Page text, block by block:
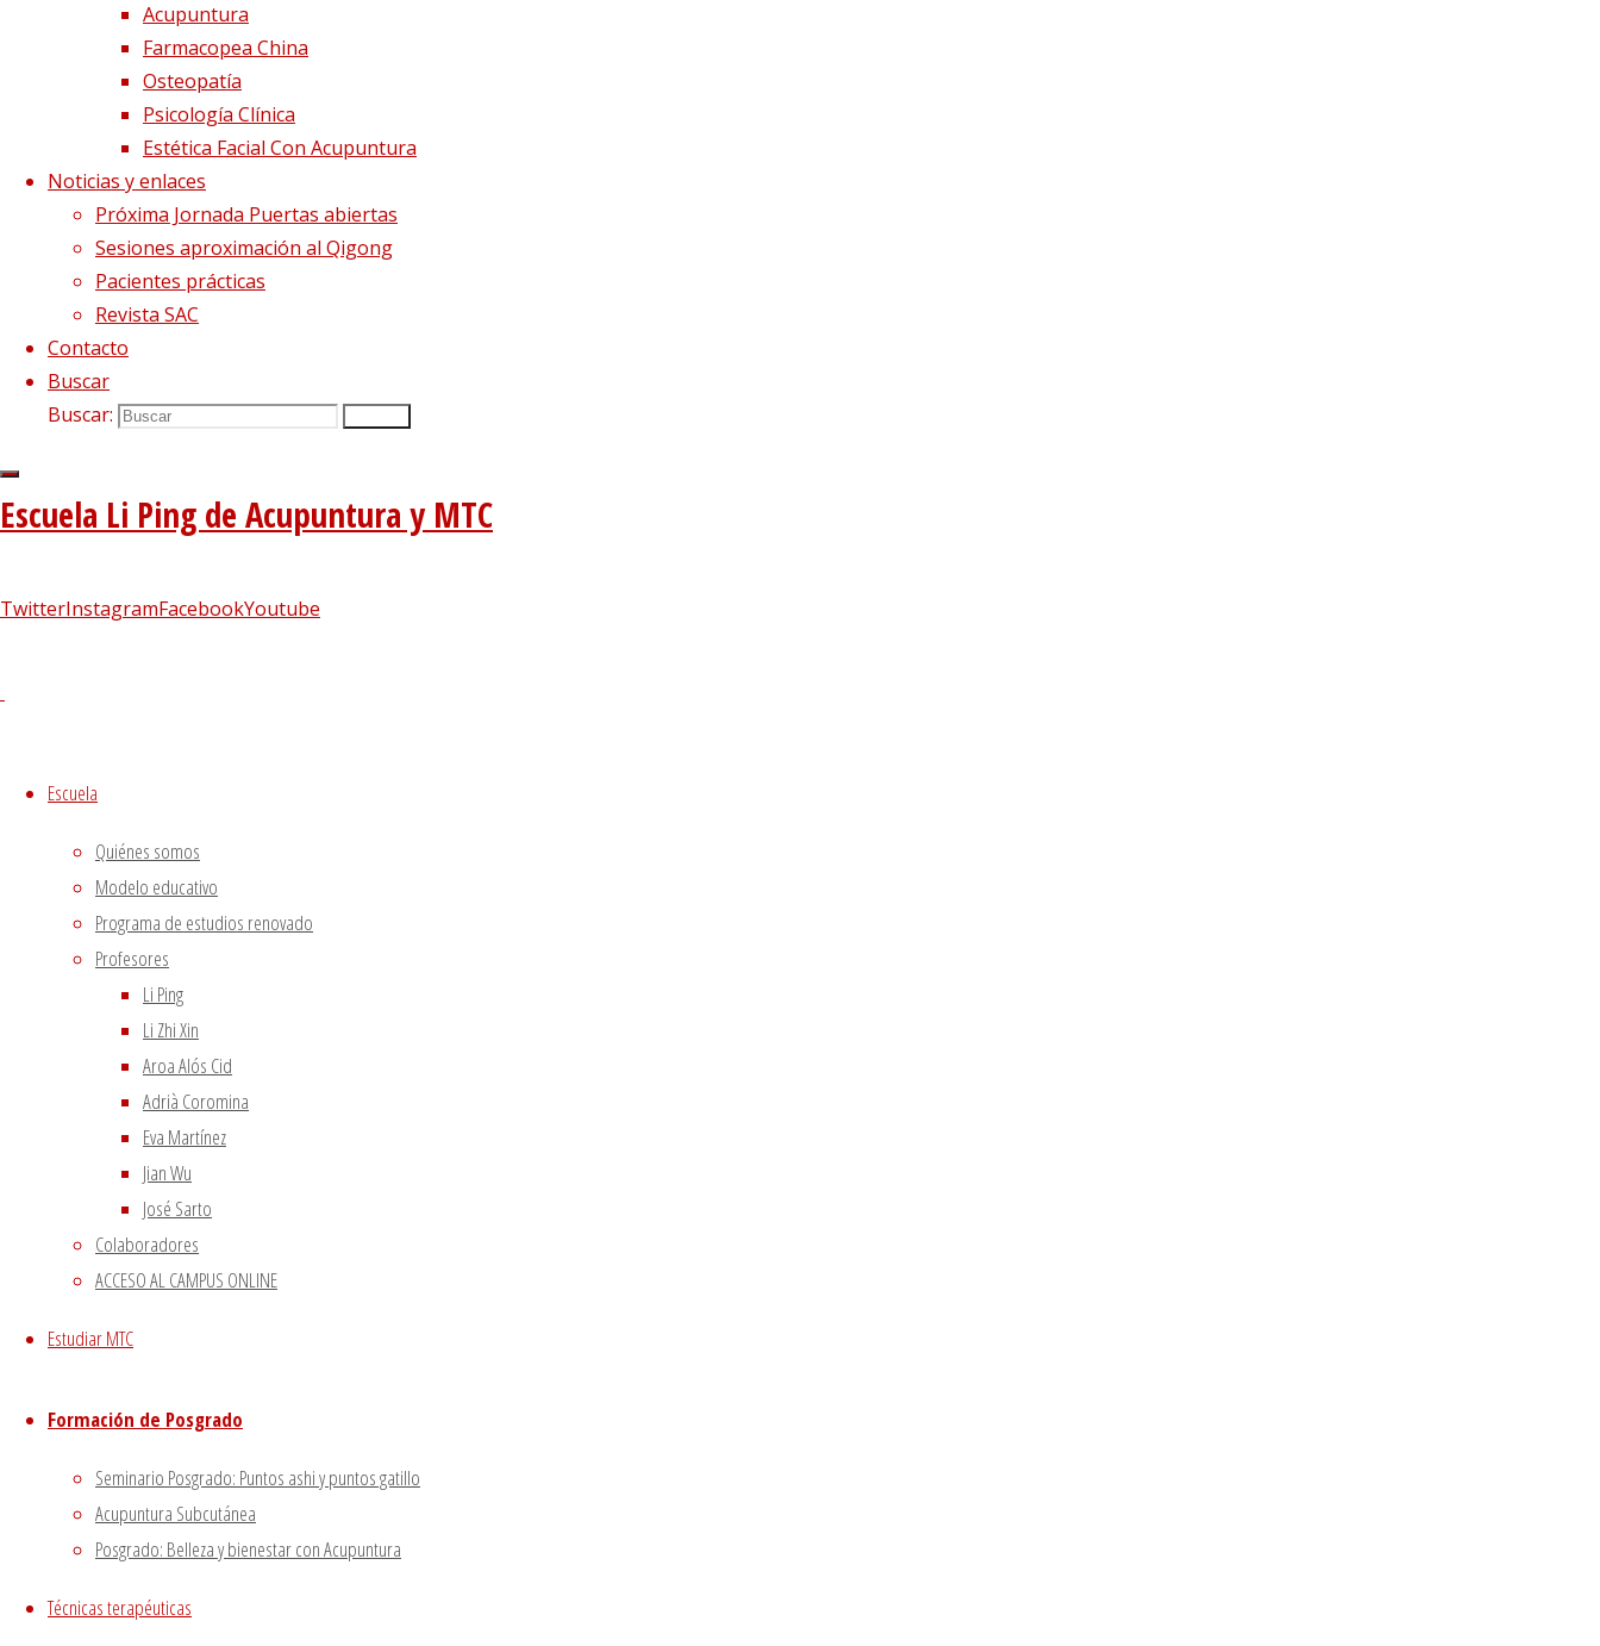
Acupuntura
Farmacopea China
Osteopatía
Psicología Clínica
Estética Facial Con Acupuntura
Noticias y enlaces
Próxima Jornada Puertas abiertas
Sesiones aproximación al Qigong
Pacientes prácticas
Revista SAC
Contacto
Buscar
Buscar:
Escuela Li Ping de Acupuntura y MTC
TwitterInstagramFacebookYoutube
Escuela
Quiénes somos
Modelo educativo
Programa de estudios renovado
Profesores
Li Ping
Li Zhi Xin
Aroa Alós Cid
Adrià Coromina
Eva Martínez
Jian Wu
José Sarto
Colaboradores
ACCESO AL CAMPUS ONLINE
Estudiar MTC
Formación de Posgrado
Seminario Posgrado: Puntos ashi y puntos gatillo
Acupuntura Subcutánea
Posgrado: Belleza y bienestar con Acupuntura
Técnicas terapéuticas
Orientación y terapia.
La psicoterapia ayuda a trasnformar los estados emocionales negativos en oportunidades de desarrollo personal.
El trabajo terapético se desarrolla desde uno modelo cognitivo-evolutivo, que entiende los momentos de crisis como indicadores de la
necesidad de aumentar nuestra coprensión sobre la experiencia de malestar que estamos viviendo.
Conocer mejor nuestros recursos nos ayuda a recuperar el bienestar realizando los cambios necesarios.
Desarrollando nuestros recursos personales cuidamos nuestro cuerpo y nuestra mente y
Trastornos del estado de ánimo y ansiedad:
trastornos de la alimentación.
Enfermedades físicas:
Teresa Arias Limeres
Síguenos en Twitter
Tweets sobre liping_mtc
Blog – Últimos artículos
Dietética, Nutrición y Medicina china
La decepción no mata, enseña
El viento precede a todas las enfermedades de origen externo
Escuela de acupuntura y medicina tradicional china
Aviso Legal
Política de privacidad
Volver arriba
Instagram Facebook
Utilizamos cookies propias y de terceros para proporcionarte una mejor experiencia de navegación.
Si haces click asumiremos que aceptas su utilización.